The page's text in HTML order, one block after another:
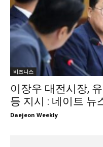
비즈니스
이장우 대전시장,
등 지시 : 네이트 뉴
Daejeon Weekly